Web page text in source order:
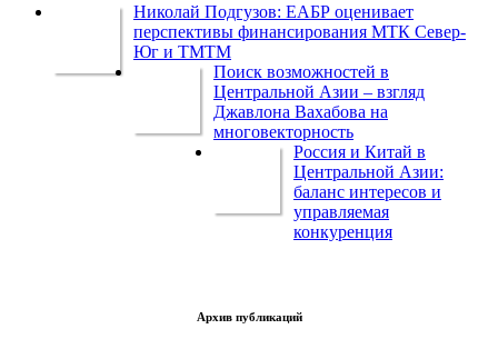
Николай Подгузов: ЕАБР оценивает
перспективы финансирования МТК Север-
Юг и ТМТМ
Поиск возможностей в
Центральной Азии – взгляд
Джавлона Вахабова на
многовекторность
Россия и Китай в
Центральной Азии:
баланс интересов и
управляемая
конкуренция
Архив публикаций